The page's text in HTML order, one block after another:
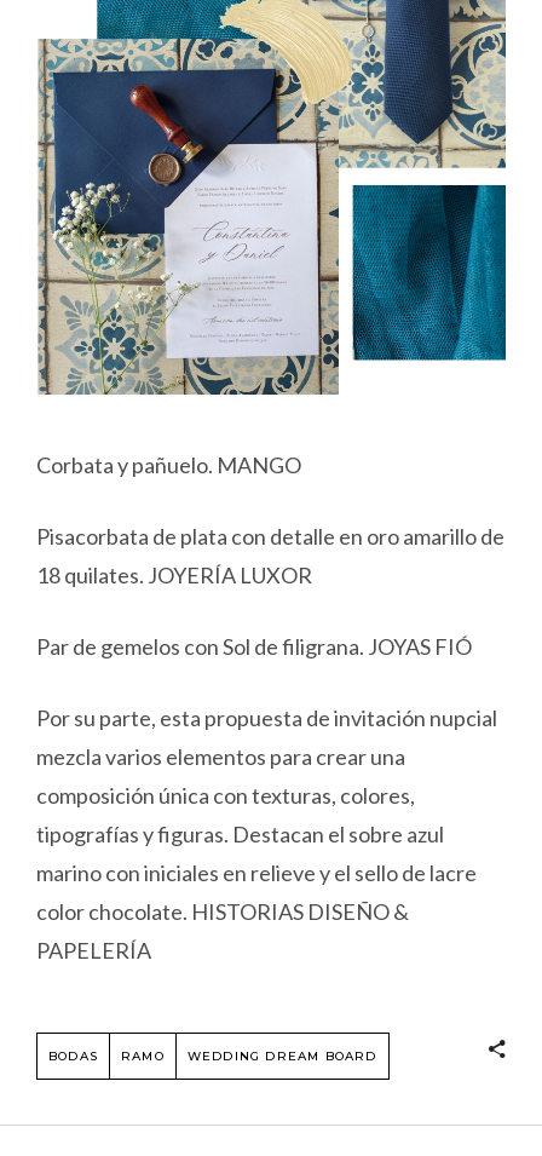
Corbata y pañuelo. MANGO
Pisacorbata de plata con detalle en oro amarillo de
18 quilates. JOYERÍA LUXOR
Par de gemelos con Sol de filigrana. JOYAS FIÓ
Por su parte, esta propuesta de invitación nupcial
mezcla varios elementos para crear una
composición única con texturas, colores,
tipografías y figuras. Destacan el sobre azul
marino con iniciales en relieve y el sello de lacre
color chocolate. HISTORIAS DISEÑO &
PAPELERÍA
BODAS RAMO WEDDING DREAM BOARD